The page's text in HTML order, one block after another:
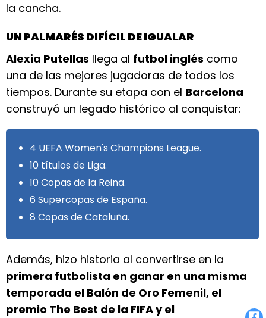
la cancha.
UN PALMARÉS DIFÍCIL DE IGUALAR
Alexia Putellas llega al futbol inglés como
una de las mejores jugadoras de todos los
tiempos. Durante su etapa con el Barcelona
construyó un legado histórico al conquistar:
4 UEFA Women's Champions League.
10 títulos de Liga.
10 Copas de la Reina.
6 Supercopas de España.
8 Copas de Cataluña.
Además, hizo historia al convertirse en la
primera futbolista en ganar en una misma
temporada el Balón de Oro Femenil, el
premio The Best de la FIFA y el